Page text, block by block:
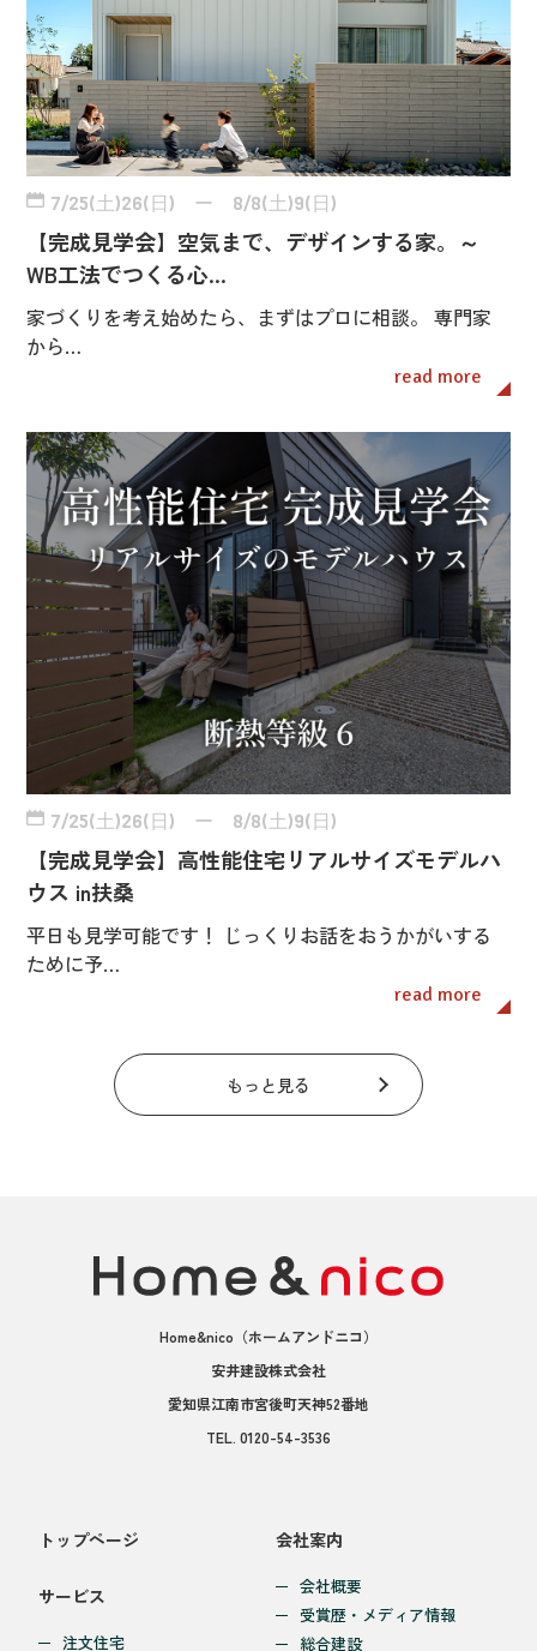
7/25(土)26(日) ー 8/8(土)9(日)
【完成見学会】空気まで、デザインする家。～
WB工法でつくる心…
家づくりを考え始めたら、まずはプロに相談。 専門家
から…
read more
7/25(土)26(日) ー 8/8(土)9(日)
【完成見学会】高性能住宅リアルサイズモデルハ
ウス in扶桑
平日も見学可能です！ じっくりお話をおうかがいする
ために予…
read more
もっと見る
Home&nico （ホームアンドニコ）
安井建設株式会社
愛知県江南市宮後町天神52番地
TEL. 0120-54-3536
トップページ
サービス
注文住宅
会社案内
会社概要
受賞歴・メディア情報
総合建設